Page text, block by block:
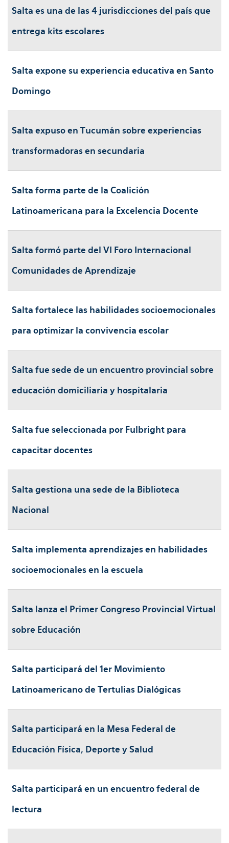
Salta es una de las 4 jurisdicciones del país que
entrega kits escolares
Salta expone su experiencia educativa en Santo
Domingo
Salta expuso en Tucumán sobre experiencias
transformadoras en secundaria
Salta forma parte de la Coalición
Latinoamericana para la Excelencia Docente
Salta formó parte del VI Foro Internacional
Comunidades de Aprendizaje
Salta fortalece las habilidades socioemocionales
para optimizar la convivencia escolar
Salta fue sede de un encuentro provincial sobre
educación domiciliaria y hospitalaria
Salta fue seleccionada por Fulbright para
capacitar docentes
Salta gestiona una sede de la Biblioteca
Nacional
Salta implementa aprendizajes en habilidades
socioemocionales en la escuela
Salta lanza el Primer Congreso Provincial Virtual
sobre Educación
Salta participará del 1er Movimiento
Latinoamericano de Tertulias Dialógicas
Salta participará en la Mesa Federal de
Educación Física, Deporte y Salud
Salta participará en un encuentro federal de
lectura